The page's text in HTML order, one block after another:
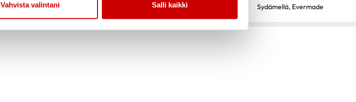
Vahvista valintani Salli kaikki Sydämellä, Evermade